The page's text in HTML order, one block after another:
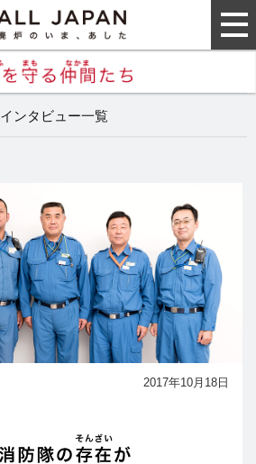
インタビュー一覧
2017年10月18日